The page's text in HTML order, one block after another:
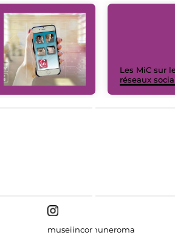
Les MiC sur
réseaux
museiincomuneroma